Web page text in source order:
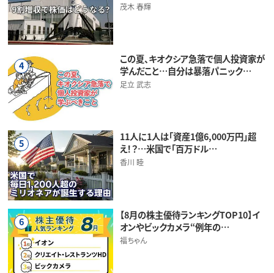
茂木 春輝
4
この夏、キオクシア急落で個人投資家が
学んだこと…自分は暴落パニック…
足立 武志
5
11人に1人は「資産1億6,000万円」超
え！？…米国で「百万ドル…
香川 睦
6
【8月の株主優待ランキングTOP10】イ
オンやビックカメラ“例年の…
福ちゃん